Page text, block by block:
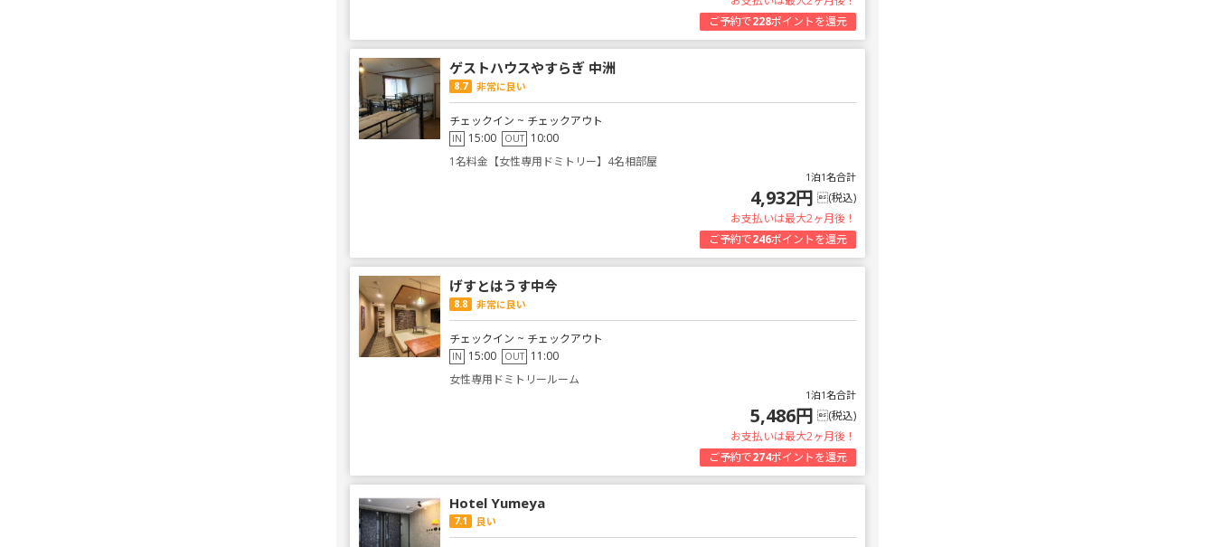
ご予約で228ポイントを還元
ゲストハウスやすらぎ 中洲
8.7 非常に良い
チェックイン ~ チェックアウト
IN 15:00 OUT 10:00
1名料金【女性専用ドミトリー】4名相部屋
1泊1名合計
4,932円 (税込)
お支払いは最大2ヶ月後！
ご予約で246ポイントを還元
げすとはうす中今
8.8 非常に良い
チェックイン ~ チェックアウト
IN 15:00 OUT 11:00
女性専用ドミトリールーム
1泊1名合計
5,486円 (税込)
お支払いは最大2ヶ月後！
ご予約で274ポイントを還元
Hotel Yumeya
7.1 良い